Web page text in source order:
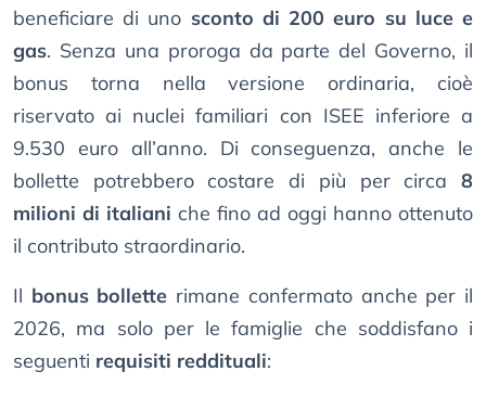
beneficiare di uno sconto di 200 euro su luce e
gas. Senza una proroga da parte del Governo, il
bonus torna nella versione ordinaria, cioè
riservato ai nuclei familiari con ISEE inferiore a
9.530 euro all’anno. Di conseguenza, anche le
bollette potrebbero costare di più per circa 8
milioni di italiani che fino ad oggi hanno ottenuto
il contributo straordinario.
Il bonus bollette rimane confermato anche per il
2026, ma solo per le famiglie che soddisfano i
seguenti requisiti reddituali: